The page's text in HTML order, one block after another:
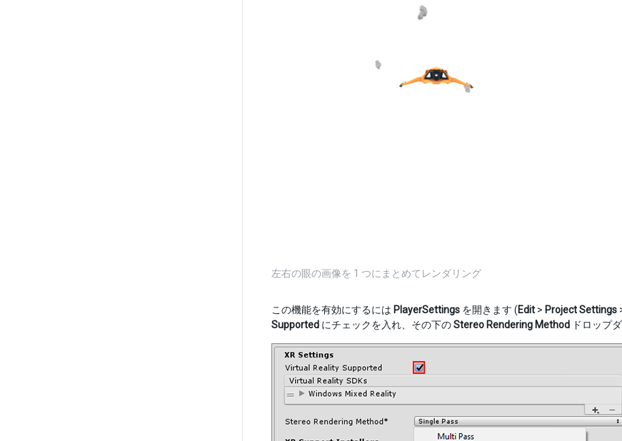
左右の眼の画像を 1 つにまとめてレンダリング
この機能を有効にするには PlayerSettings を開きます (Edit > Project Settings
Supported にチェックを入れ、その下のStereo Rendering Method ドロップ